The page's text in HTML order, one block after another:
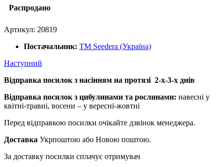
Распродано
Артикул: 20819
Постачальник: ТМ Seedera (Україна)
Наступний
Відправка посилок з насінням на протязі 2-х-3-х днів
Відправка посилок з цибулинами та рослинами: навесні у
квітні-травні, восени – у вересні-жовтні
Перед відправкою посилки очікайте дзвінок менеджера.
Доставка Укрпоштою або Новою поштою.
За доставку посилки сплачує отримувач